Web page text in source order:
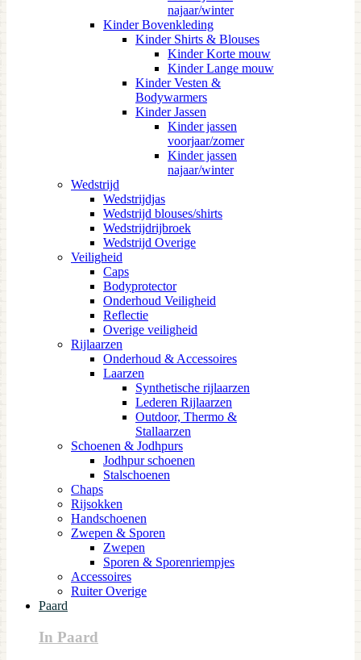
najaar/winter
Kinder Bovenkleding
Kinder Shirts & Blouses
Kinder Korte mouw
Kinder Lange mouw
Kinder Vesten &
Bodywarmers
Kinder Jassen
Kinder jassen
voorjaar/zomer
Kinder jassen
najaar/winter
Wedstrijd
Wedstrijdjas
Wedstrijd blouses/shirts
Wedstrijdrijbroek
Wedstrijd Overige
Veiligheid
Caps
Bodyprotector
Onderhoud Veiligheid
Reflectie
Overige veiligheid
Rijlaarzen
Onderhoud & Accessoires
Laarzen
Synthetische rijlaarzen
Lederen Rijlaarzen
Outdoor, Thermo &
Stallaarzen
Schoenen & Jodhpurs
Jodhpur schoenen
Stalschoenen
Chaps
Rijsokken
Handschoenen
Zwepen & Sporen
Zwepen
Sporen & Sporenriempjes
Accessoires
Ruiter Overige
Paard
In Paard